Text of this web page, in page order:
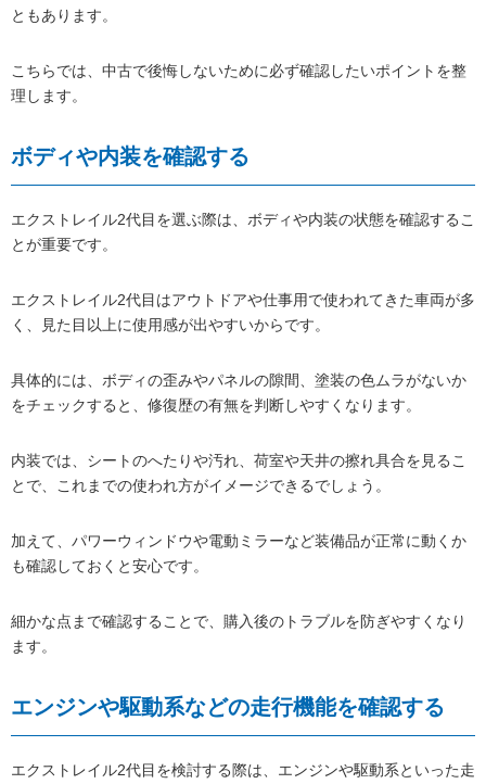
ともあります。
こちらでは、中古で後悔しないために必ず確認したいポイントを整
理します。
ボディや内装を確認する
エクストレイル2代目を選ぶ際は、ボディや内装の状態を確認するこ
とが重要です。
エクストレイル2代目はアウトドアや仕事用で使われてきた車両が多
く、見た目以上に使用感が出やすいからです。
具体的には、ボディの歪みやパネルの隙間、塗装の色ムラがないか
をチェックすると、修復歴の有無を判断しやすくなります。
内装では、シートのへたりや汚れ、荷室や天井の擦れ具合を見るこ
とで、これまでの使われ方がイメージできるでしょう。
加えて、パワーウィンドウや電動ミラーなど装備品が正常に動くか
も確認しておくと安心です。
細かな点まで確認することで、購入後のトラブルを防ぎやすくなり
ます。
エンジンや駆動系などの走行機能を確認する
エクストレイル2代目を検討する際は、エンジンや駆動系といった走